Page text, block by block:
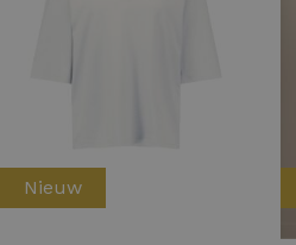
Nieuw